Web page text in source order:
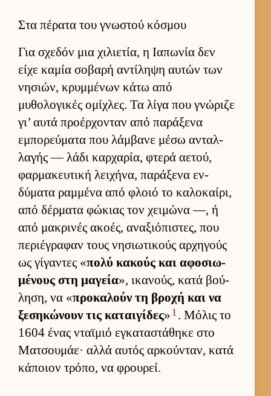
Στα πέρατα του γνωστού κόσμου
Για σχεδόν μια χιλιε­τία, η Ια­πωνία δεν
είχε καμία σοβαρή αντίληψη αυ­τών των
νησιών, κρυμ­μένων κάτω από
μυθολογικές ομίχλες. Τα λίγα που γνώριζε
γι’ αυτά προέρ­χονταν από παράξενα
εμπορεύ­ματα που λάμ­βανε μέσω ανταλ­
λαγής — λάδι καρ­χαρία, φτερά αετού,
φαρ­μακευ­τική λει­χήνα, παράξενα εν­
δύματα ραμ­μένα από φλοιό το καλοκαί­ρι,
από δέρ­ματα φώκιας τον χει­μώνα —, ή
από μακρινές ακοές, αναξιόπιστες, που
περιέγραφαν τους νησιω­τικούς αρ­χηγούς
ως γίγαντες «πολύ κακούς και αφοσιω­
μένους στη μαγεία», ικανούς, κατά βού­
ληση, να «προκαλούν τη βροχή και να
ξεσηκώνουν τις καται­γίδες» 1 . Μόλις το
1604 ένας νταϊμιό εγκαταστάθηκε στο
Ματσου­μάε· αλλά αυ­τός αρ­κού­νταν, κατά
κάποιον τρόπο, να φρου­ρεί.